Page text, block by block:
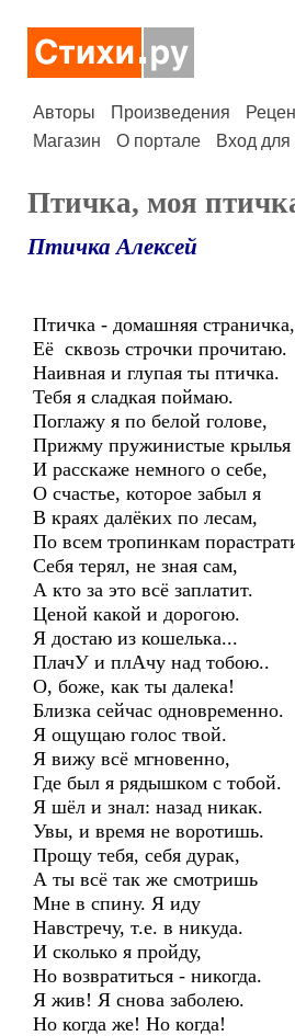
Авторы Произведения
Магазин
О портале Вход для
Птичка, моя
Птичка Алексей
Птичка - домашняя страничка,
Её сквозь строчки прочитаю.
Наивная и глупая ты птичка.
Тебя я сладкая поймаю.
Поглажу я по белой голове,
Прижму пружинистые крылья
И расскаже немного о себе,
О счастье, которое забыл я
В краях далёких по лесам,
По всем тропинкам
Себя терял, не зная сам,
А кто за это всё заплатит.
Ценой какой и дорогою.
Я достаю из кошелька...
ПлачУ и плАчу над тобою..
О, боже, как ты далека!
Близка сейчас одновременно.
Я ощущаю голос твой.
Я вижу всё мгновенно,
Где был я рядышком с тобой.
Я шёл и знал: назад никак.
Увы, и время не воротишь.
Прощу тебя, себя дурак,
А ты всё так же смотришь
Мне в спину. Я иду
Навстречу, т.е. в никуда.
И сколько я пройду,
Но возвратиться - никогда.
Я жив! Я снова заболею.
Но когда же! Но когда!